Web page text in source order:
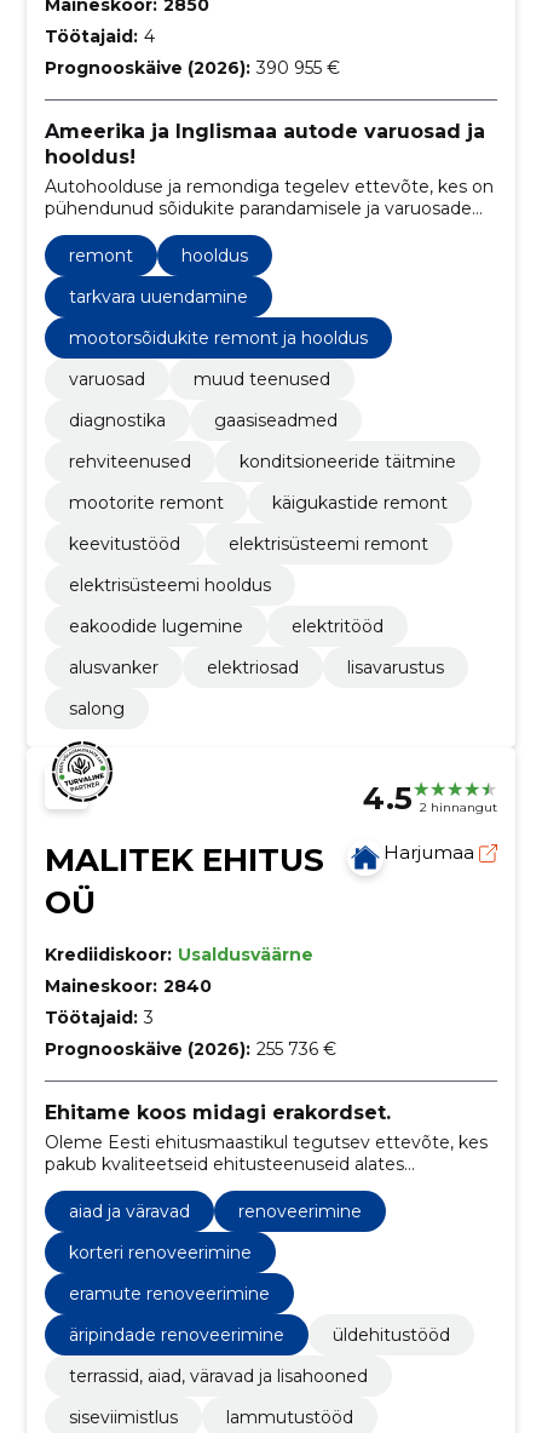
Maineskoor: 2850
Töötajaid: 4
Prognooskäive (2026): 390 955 €
Ameerika ja Inglismaa autode varuosad ja
hooldus!
Autohoolduse ja remondiga tegelev ettevõte, kes on
pühendunud sõidukite parandamisele ja varuosade
pakkumisele, aidates teil hoida oma sõidukid
suurepärases seisukorras.
remont
hooldus
tarkvara uuendamine
mootorsõidukite remont ja hooldus
varuosad
muud teenused
diagnostika
gaasiseadmed
rehviteenused
konditsioneeride täitmine
mootorite remont
käigukastide remont
keevitustööd
elektrisüsteemi remont
elektrisüsteemi hooldus
eakoodide lugemine
elektritööd
alusvanker
elektriosad
lisavarustus
salong
4.5 2 hinnangut
MALITEK EHITUS
OÜ
Harjumaa
Krediidiskoor: Usaldusväärne
Maineskoor: 2840
Töötajaid: 3
Prognooskäive (2026): 255 736 €
Ehitame koos midagi erakordset.
Oleme Eesti ehitusmaastikul tegutsev ettevõte, kes
pakub kvaliteetseid ehitusteenuseid alates
korterite, eramute ja äripindade renoveerimisele.
aiad ja väravad
renoveerimine
korteri renoveerimine
eramute renoveerimine
äripindade renoveerimine
üldehitustööd
terrassid, aiad, väravad ja lisahooned
siseviimistlus
lammutustööd